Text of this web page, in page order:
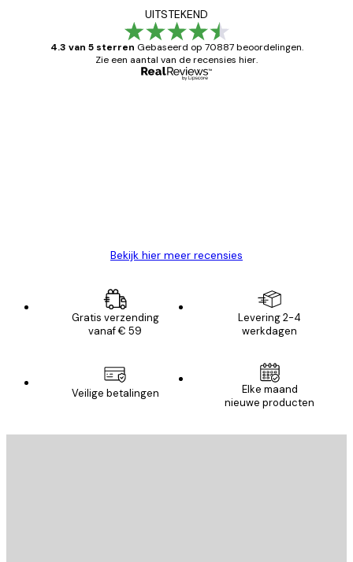
UITSTEKEND
4.3 van 5 sterren Gebaseerd op 70887 beoordelingen.
Zie een aantal van de recensies hier.
Bekijk hier meer recensies
Gratis verzending
vanaf € 59
Levering 2-4
werkdagen
Veilige betalingen
Elke maand
nieuwe producten